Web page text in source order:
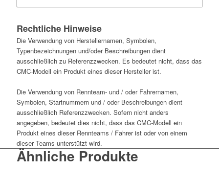
Rechtliche Hinweise
Die Verwendung von Herstellernamen, Symbolen,
Typenbezeichnungen und/oder Beschreibungen dient
ausschließlich zu Referenzzwecken. Es bedeutet nicht, dass das
CMC-Modell ein Produkt eines dieser Hersteller ist.
Die Verwendung von Rennteam- und / oder Fahrernamen,
Symbolen, Startnummern und / oder Beschreibungen dient
ausschließlich Referenzzwecken. Sofern nicht anders
angegeben, bedeutet dies nicht, dass das CMC-Modell ein
Produkt eines dieser Rennteams / Fahrer ist oder von einem
dieser Teams unterstützt wird.
Ähnliche Produkte